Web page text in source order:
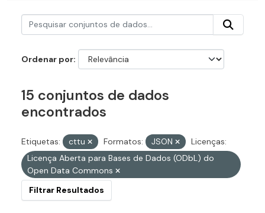
Ordenar por
15 conjuntos de dados
encontrados
Etiquetas: cttu Formatos: JSON
Licenças:
Licença Aberta para Bases de Dados (ODbL) do
Open Data Commons
Filtrar Resultados